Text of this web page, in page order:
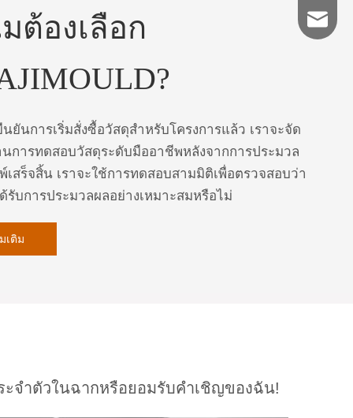
ต้องเลือก
ยันการเริ่มสั่งซื้อวัสดุสำหรับโครงการแล้ว เราจะจัด
นการทดสอบวัสดุระดับมืออาชีพหลังจากการประมวล
เสร็จสิ้น เราจะใช้การทดสอบสามมิติเพื่อตรวจสอบว่า
รับการประมวลผลอย่างเหมาะสมหรือไม่
เติม
ะจำตัวในฉากหรือยอมรับคำเชิญของฉัน!